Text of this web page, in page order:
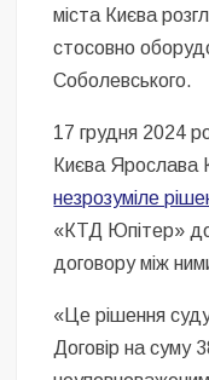
міста Києва
стосовно
Соболевського.
17 грудня 2024
Києва Ярослава
незрозуміле
«КТД Юпітер»
договору між
«Це рішення
Договір на суму